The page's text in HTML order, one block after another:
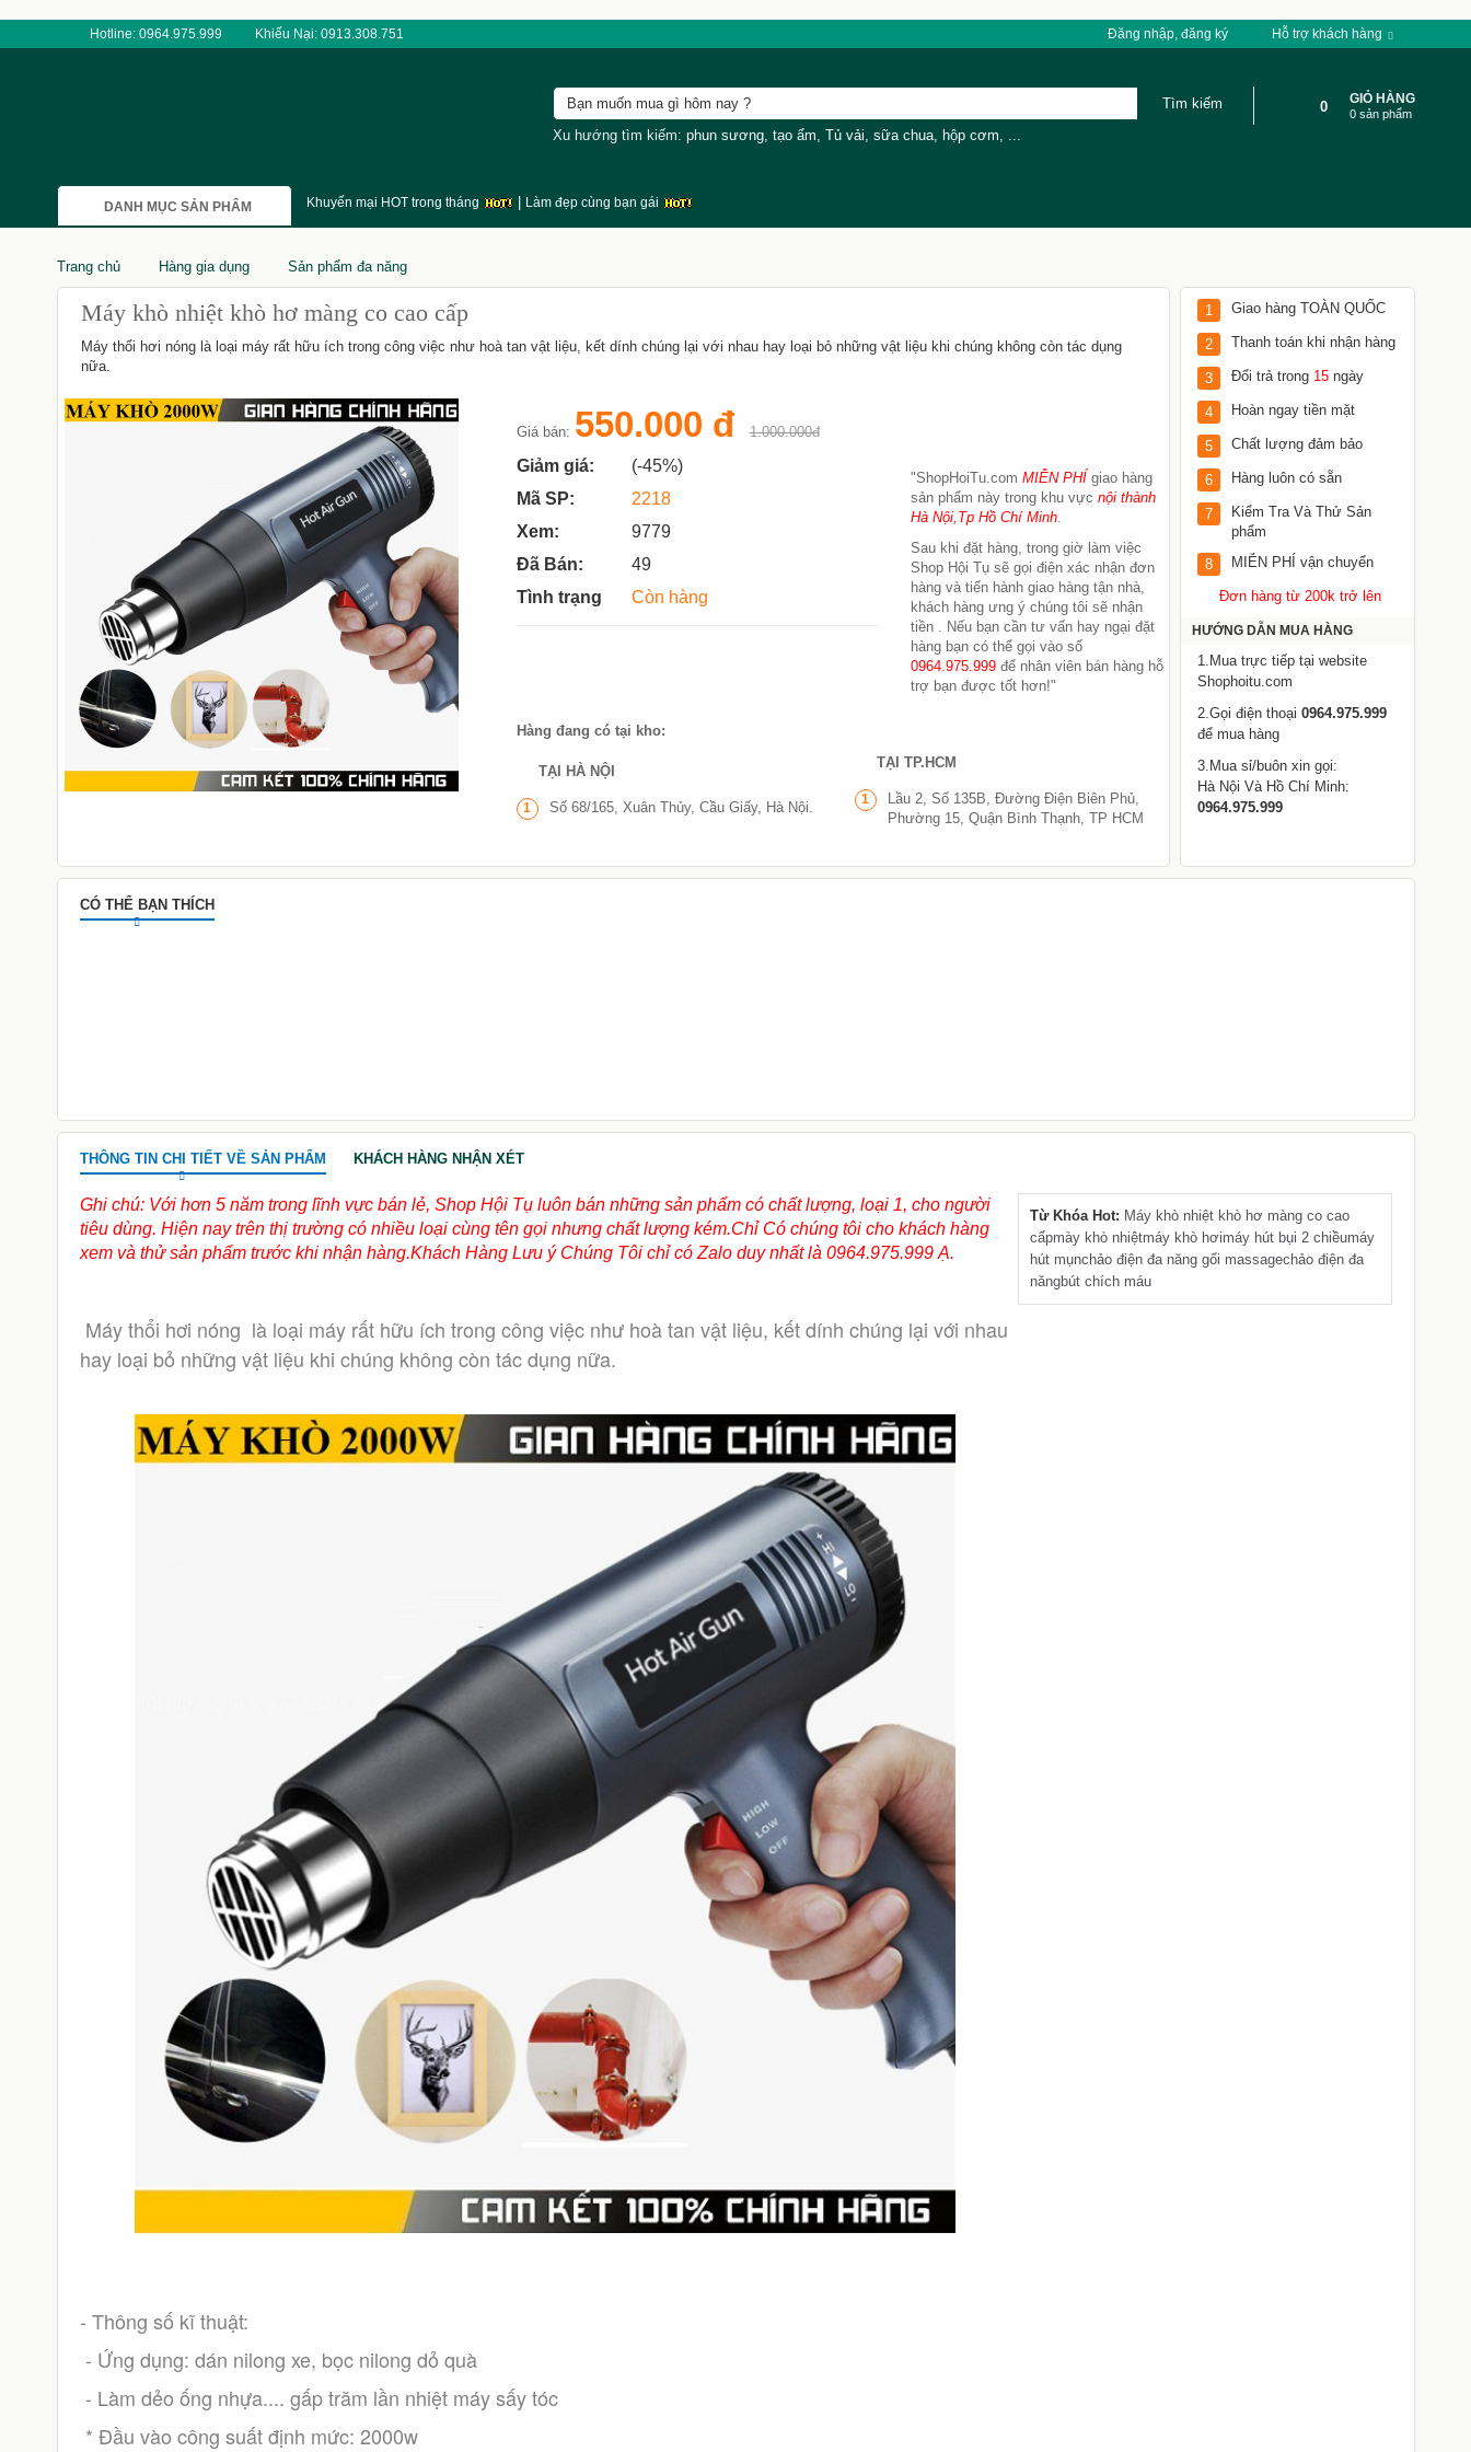
Hotline: 0964.975.999 Khiếu Nại: 0913.308.751 Đăng nhập, đăng ký Hỗ trợ khách hàng
Xu hướng tìm kiếm: phun sương, tạo ẩm, Tủ vải, sữa chua, hộp cơm, ...
0 GIỎ HÀNG
0 sản phẩm
DANH MỤC SẢN PHẨM Khuyến mại HOT trong tháng Làm đẹp cùng bạn gái
Trang chủ Hàng gia dụng Sản phẩm đa năng
Máy khò nhiệt khò hơ màng co cao cấp
Máy thổi hơi nóng là loại máy rất hữu ích trong công việc như hoà tan vật liệu, kết dính chúng lại với nhau hay loại bỏ những vật liệu khi chúng không còn tác dụng
nữa.
Giá bán: 550.000 đ 1.000.000đ
Giảm giá:
(-45%)
Mã SP:
2218
Xem:
9779
Đã Bán:
49
Tình trạng
Còn hàng
"ShopHoiTu.com MIỄN PHÍgiao hàng
sản phẩm này trong khu vực nội thành
Hà Nội,Tp Hồ Chí Minh.
Sau khi đặt hàng, trong giờ làm việc
Shop Hội Tụ sẽ gọi điện xác nhận đơn
hàng và tiến hành giao hàng tận nhà,
khách hàng ưng ý chúng tôi sẽ nhận
tiền . Nếu bạn cần tư vấn hay ngại đặt
hàng bạn có thể gọi vào số
0964.975.999 để nhân viên bán hàng hỗ
trợ bạn được tốt hơn!"
Hàng đang có tại kho:
TẠI HÀ NỘI
1 Số 68/165, Xuân Thủy, Cầu Giấy, Hà Nội.
TẠI TP.HCM
1
Lầu 2, Số 135B, Đường Điện Biên Phủ,
Phường 15, Quận Bình Thạnh, TP HCM
1 Giao hàng TOÀN QUỐC
2 Thanh toán khi nhận hàng
3 Đổi trả trong 15ngày
4 Hoàn ngay tiền mặt
5 Chất lượng đảm bảo
6 Hàng luôn có sẵn
7
Kiểm Tra Và Thử Sản
phẩm
8
MIỄN PHÍ vận chuyển
Đơn hàng từ 200k trở lên
HƯỚNG DẪN MUA HÀNG
1.Mua trực tiếp tại website
Shophoitu.com
2.Gọi điện thoại 0964.975.999
để mua hàng
3.Mua sỉ/buôn xin gọi:
Hà Nội Và Hồ Chí Minh:
0964.975.999
CÓ THỂ BẠN THÍCH
THÔNG TIN CHI TIẾT VỀ SẢN PHẨM KHÁCH HÀNG NHẬN XÉT
Ghi chú: Với hơn 5 năm trong lĩnh vực bán lẻ, Shop Hội Tụ luôn bán những sản phẩm có chất lượng, loại 1, cho người
tiêu dùng. Hiện nay trên thị trường có nhiều loại cùng tên gọi nhưng chất lượng kém.Chỉ Có chúng tôi cho khách hàng
xem và thử sản phẩm trước khi nhận hàng.Khách Hàng Lưu ý Chúng Tôi chỉ có Zalo duy nhất là 0964.975.999 Ạ.
Máy thổi hơi nóng  là loại máy rất hữu ích trong công việc như hoà tan vật liệu, kết dính chúng lại với nhau
hay loại bỏ những vật liệu khi chúng không còn tác dụng nữa.
- Thông số kĩ thuật:
- Ứng dụng: dán nilong xe, bọc nilong dỏ quà
- Làm dẻo ống nhựa.... gấp trăm lần nhiệt máy sấy tóc
* Đầu vào công suất định mức: 2000w
Từ Khóa Hot: Máy khò nhiệt khò hơ màng co cao
cấpmày khò nhiệtmáy khò hơimáy hút bụi 2 chiềumáy
hút mụnchảo điện đa nănggối massagechảo điện đa
năngbút chích máu